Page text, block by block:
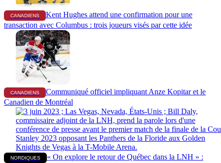
CANADIENS
Kent Hughes attend une confirmation pour une
transaction avec Columbus : trois joueurs visés par cette idée
CANADIENS
Communiqué officiel impliquant Anze Kopitar et le
Canadien de Montréal
NORDIQUES
« On explore le retour de Québec dans la LNH » :